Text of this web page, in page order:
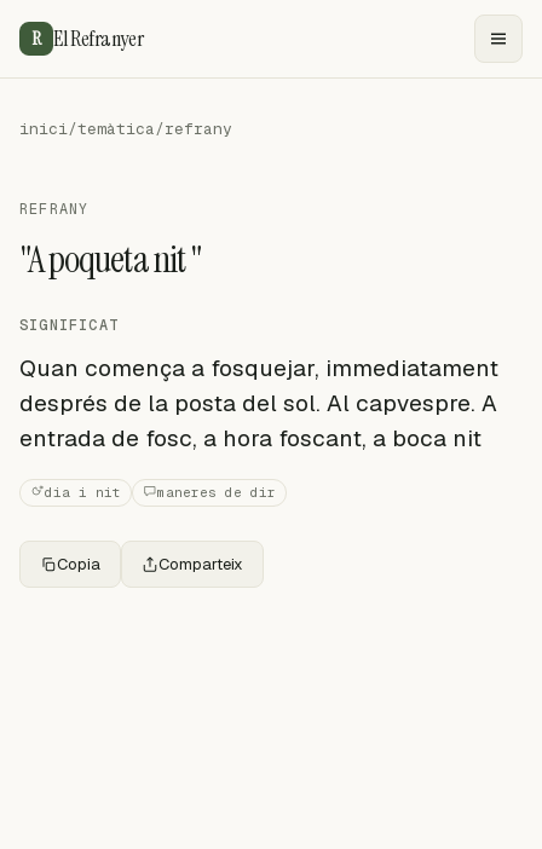
R El Refranyer
inici/temàtica/refrany
REFRANY
"A poqueta nit "
SIGNIFICAT
Quan comença a fosquejar, immediatament
després de la posta del sol. Al capvespre. A
entrada de fosc, a hora foscant, a boca nit
dia i nit maneres de dir
Copia Comparteix